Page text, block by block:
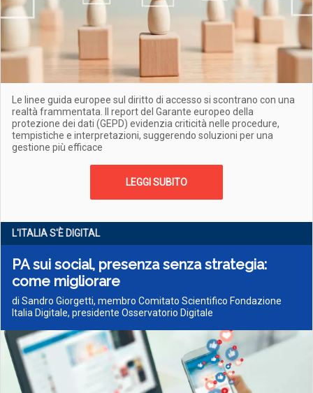
Le linee guida europee sul diritto di accesso si scontrano con una
realtà frammentata. Il report del Garante europeo della
protezione dei dati (GEPD) evidenzia criticità nelle procedure,
tempistiche e interpretazioni, suggerendo soluzioni per una
gestione più efficace
LEGGI SUBITO
L'ITALIA S'È DIGITAL
PA sui social, presenza senza strategia:
come migliorare
di Sandro Giorgetti, membro Comitato Scientifico Fondazione
Italia Digitale, presidente Osservatorio Digitale